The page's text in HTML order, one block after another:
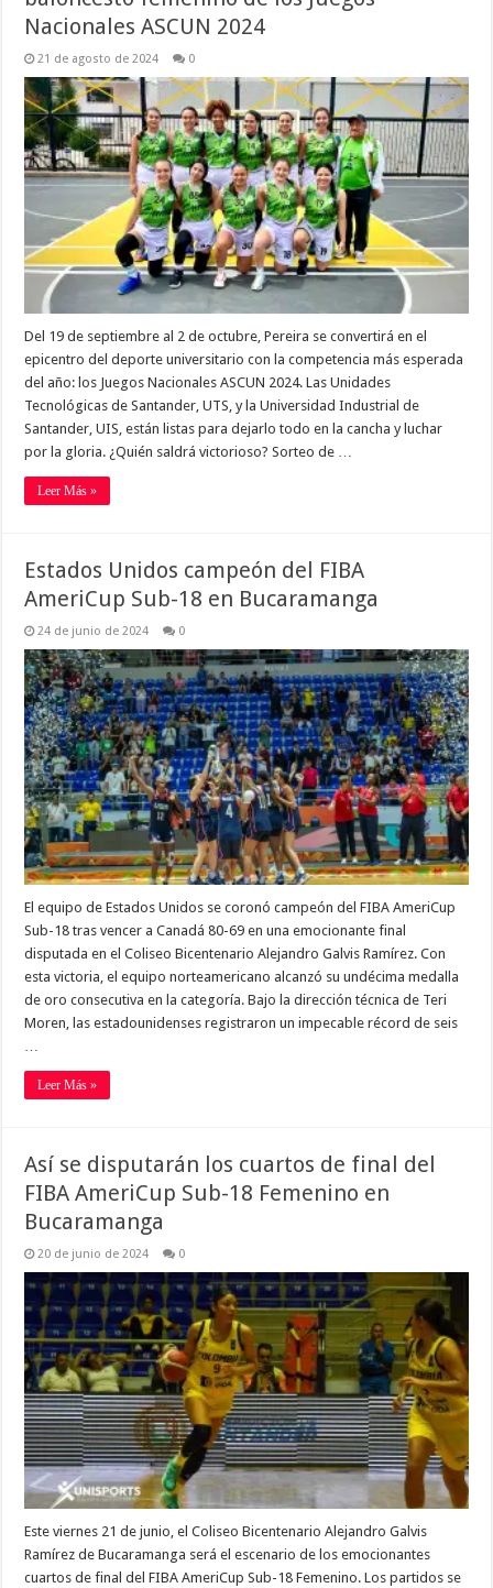
Nacionales ASCUN 2024
21 de agosto de 2024 0
Del 19 de septiembre al 2 de octubre, Pereira se convertirá en el
epicentro del deporte universitario con la competencia más esperada
del año: los Juegos Nacionales ASCUN 2024. Las Unidades
Tecnológicas de Santander, UTS, y la Universidad Industrial de
Santander, UIS, están listas para dejarlo todo en la cancha y luchar
por la gloria. ¿Quién saldrá victorioso? Sorteo de …
Leer Más »
Estados Unidos campeón del FIBA
AmeriCup Sub-18 en Bucaramanga
24 de junio de 2024 0
El equipo de Estados Unidos se coronó campeón del FIBA AmeriCup
Sub-18 tras vencer a Canadá 80-69 en una emocionante final
disputada en el Coliseo Bicentenario Alejandro Galvis Ramírez. Con
esta victoria, el equipo norteamericano alcanzó su undécima medalla
de oro consecutiva en la categoría. Bajo la dirección técnica de Teri
Moren, las estadounidenses registraron un impecable récord de seis
…
Leer Más »
Así se disputarán los cuartos de final del
FIBA AmeriCup Sub-18 Femenino en
Bucaramanga
20 de junio de 2024 0
Este viernes 21 de junio, el Coliseo Bicentenario Alejandro Galvis
Ramírez de Bucaramanga será el escenario de los emocionantes
cuartos de final del FIBA AmeriCup Sub-18 Femenino. Los partidos se